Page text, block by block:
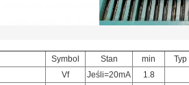
Symbol Stan min Typ
Vf Jeśli=20mA 1.8